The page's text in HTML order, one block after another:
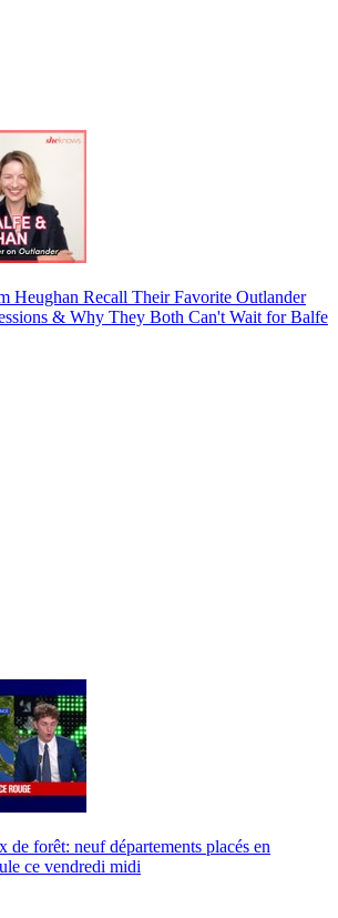
Heughan Recall Their Favorite Outlander
& Why They Both Can't Wait for Balfe
de forêt: neuf départements placés en
ce vendredi midi